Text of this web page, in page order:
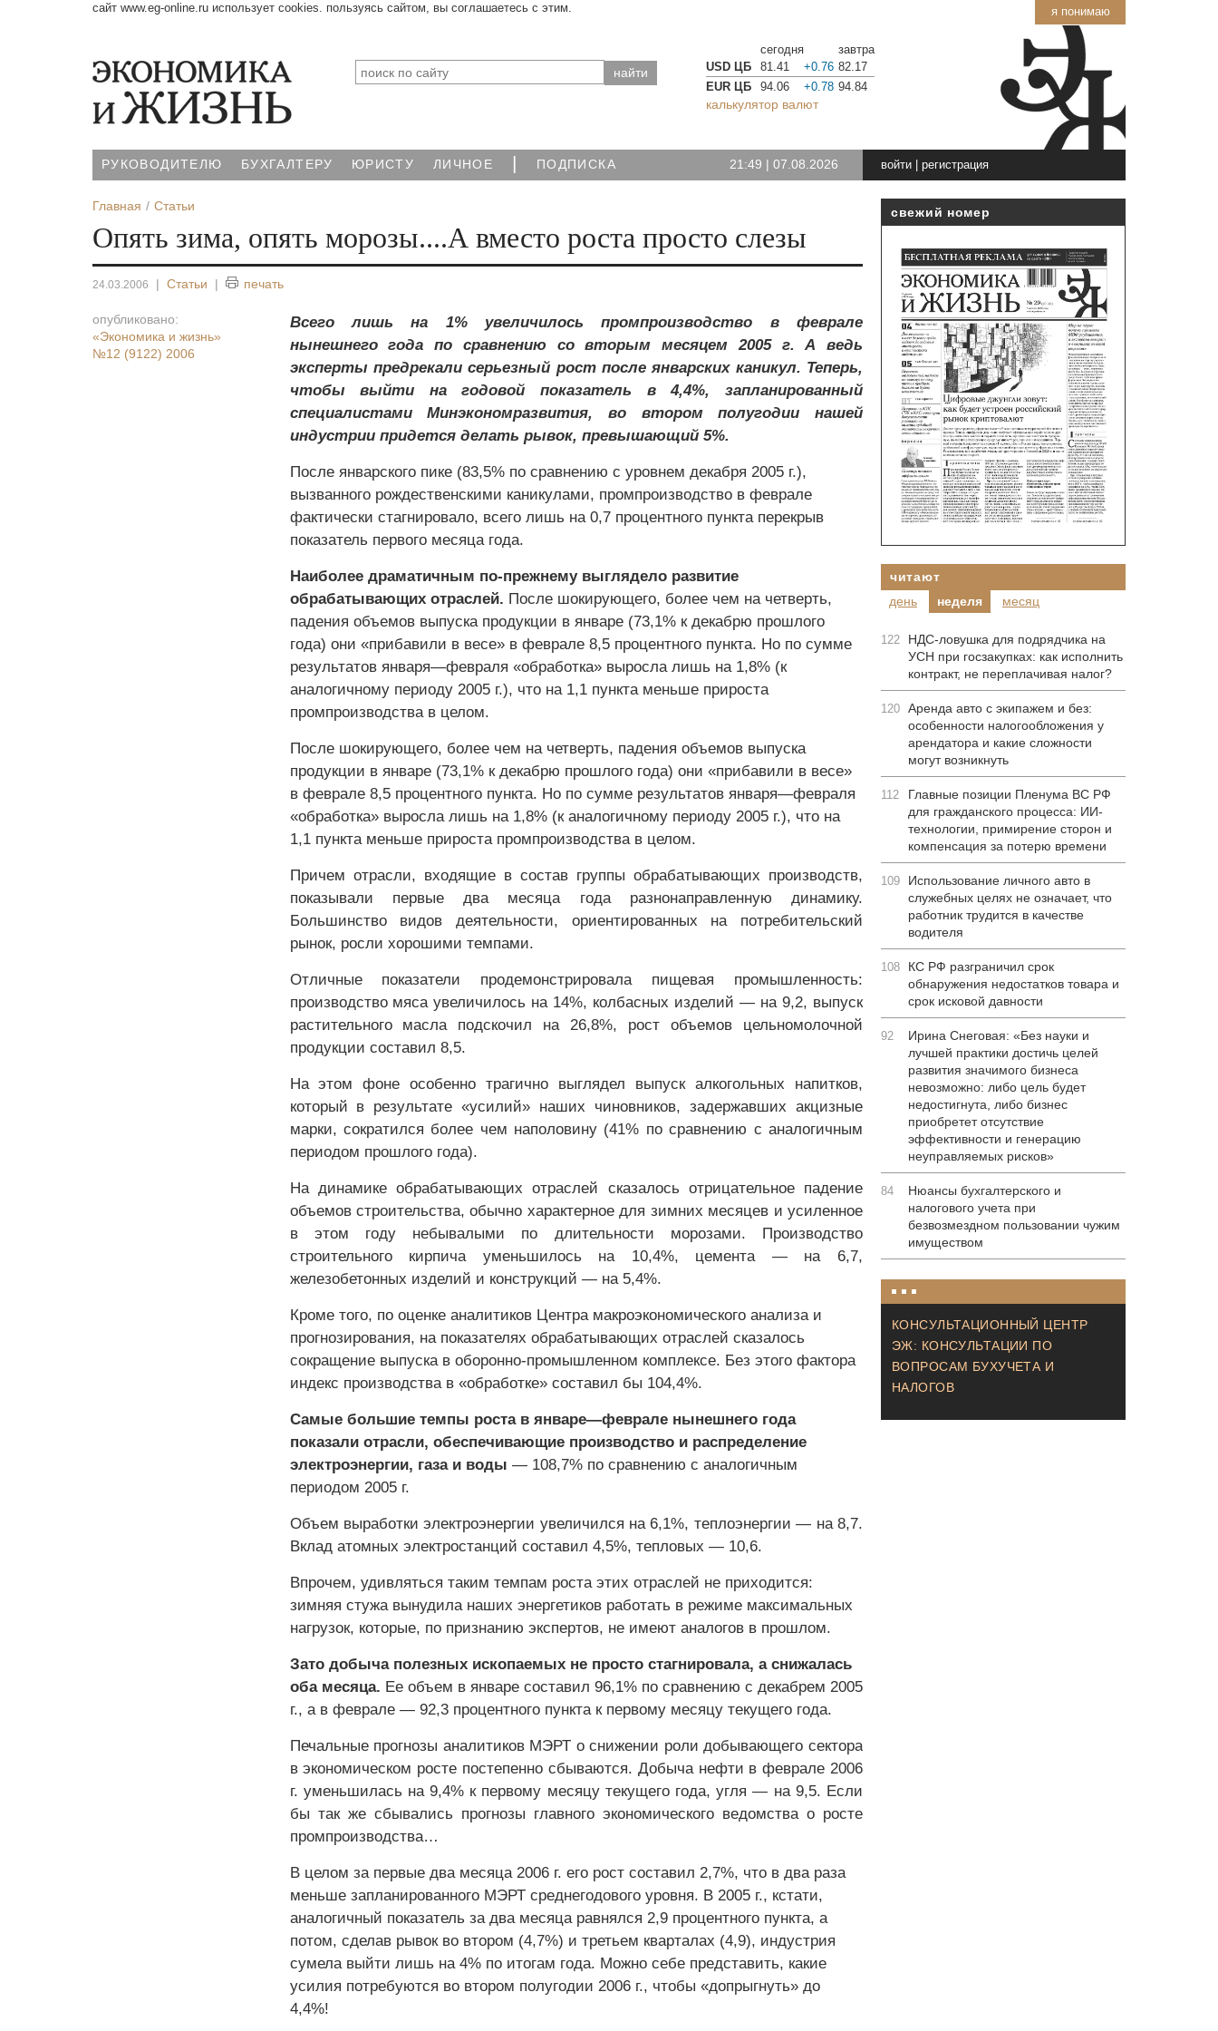
я понимаю
сайт www.eg-online.ru использует cookies. пользуясь сайтом, вы соглашаетесь с этим.
сегодня
завтра
USD ЦБ
81.41 +0.76 82.17
EUR ЦБ
94.06 +0.78 94.84
калькулятор валют
РУКОВОДИТЕЛЮ БУХГАЛТЕРУ ЮРИСТУ ЛИЧНОЕ | ПОДПИСКА 21:49 | 07.08.2026 войти| регистрация
Главная Статьи
Опять зима, опять морозы....А вместо роста просто слезы
24.03.2006 | Статьи | печать
опубликовано:
«Экономика и жизнь»
№12 (9122) 2006
Всего лишь на 1% увеличилось промпроизводство в феврале
нынешнего года по сравнению со вторым месяцем 2005 г. А ведь
эксперты предрекали серьезный рост после январских каникул. Теперь,
чтобы выйти на годовой показатель в 4,4%, запланированный
специалистами Минэкономразвития, во втором полугодии нашей
индустрии придется делать рывок, превышающий 5%.
После январского пике (83,5% по сравнению с уровнем декабря 2005 г.),
вызванного рождественскими каникулами, промпроизводство в феврале
фактически стагнировало, всего лишь на 0,7 процентного пункта перекрыв
показатель первого месяца года.
Наиболее драматичным по-прежнему выглядело развитие
обрабатывающих отраслей. После шокирующего, более чем на четверть,
падения объемов выпуска продукции в январе (73,1% к декабрю прошлого
года) они «прибавили в весе» в феврале 8,5 процентного пункта. Но по сумме
результатов января—февраля «обработка» выросла лишь на 1,8% (к
аналогичному периоду 2005 г.), что на 1,1 пункта меньше прироста
промпроизводства в целом.
После шокирующего, более чем на четверть, падения объемов выпуска
продукции в январе (73,1% к декабрю прошлого года) они «прибавили в весе»
в феврале 8,5 процентного пункта. Но по сумме результатов января—февраля
«обработка» выросла лишь на 1,8% (к аналогичному периоду 2005 г.), что на
1,1 пункта меньше прироста промпроизводства в целом.
Причем отрасли, входящие в состав группы обрабатывающих производств,
показывали первые два месяца года разнонаправленную динамику.
Большинство видов деятельности, ориентированных на потребительский
рынок, росли хорошими темпами.
Отличные показатели продемонстрировала пищевая промышленность:
производство мяса увеличилось на 14%, колбасных изделий — на 9,2, выпуск
растительного масла подскочил на 26,8%, рост объемов цельномолочной
продукции составил 8,5.
На этом фоне особенно трагично выглядел выпуск алкогольных напитков,
который в результате «усилий» наших чиновников, задержавших акцизные
марки, сократился более чем наполовину (41% по сравнению с аналогичным
периодом прошлого года).
На динамике обрабатывающих отраслей сказалось отрицательное падение
объемов строительства, обычно характерное для зимних месяцев и усиленное
в этом году небывалыми по длительности морозами. Производство
строительного кирпича уменьшилось на 10,4%, цемента — на 6,7,
железобетонных изделий и конструкций — на 5,4%.
Кроме того, по оценке аналитиков Центра макроэкономического анализа и
прогнозирования, на показателях обрабатывающих отраслей сказалось
сокращение выпуска в оборонно-промышленном комплексе. Без этого фактора
индекс производства в «обработке» составил бы 104,4%.
Самые большие темпы роста в январе—феврале нынешнего года
показали отрасли, обеспечивающие производство и распределение
электроэнергии, газа и воды — 108,7% по сравнению с аналогичным
периодом 2005 г.
Объем выработки электроэнергии увеличился на 6,1%, теплоэнергии — на 8,7.
Вклад атомных электростанций составил 4,5%, тепловых — 10,6.
Впрочем, удивляться таким темпам роста этих отраслей не приходится:
зимняя стужа вынудила наших энергетиков работать в режиме максимальных
нагрузок, которые, по признанию экспертов, не имеют аналогов в прошлом.
Зато добыча полезных ископаемых не просто стагнировала, а снижалась
оба месяца. Ее объем в январе составил 96,1% по сравнению с декабрем 2005
г., а в феврале — 92,3 процентного пункта к первому месяцу текущего года.
Печальные прогнозы аналитиков МЭРТ о снижении роли добывающего сектора
в экономическом росте постепенно сбываются. Добыча нефти в феврале 2006
г. уменьшилась на 9,4% к первому месяцу текущего года, угля — на 9,5. Если
бы так же сбывались прогнозы главного экономического ведомства о росте
промпроизводства…
В целом за первые два месяца 2006 г. его рост составил 2,7%, что в два раза
меньше запланированного МЭРТ среднегодового уровня. В 2005 г., кстати,
аналогичный показатель за два месяца равнялся 2,9 процентного пункта, а
потом, сделав рывок во втором (4,7%) и третьем кварталах (4,9), индустрия
сумела выйти лишь на 4% по итогам года. Можно себе представить, какие
усилия потребуются во втором полугодии 2006 г., чтобы «допрыгнуть» до
4,4%!
свежий номер
читают
день
неделя месяц
122
НДС-ловушка для подрядчика на
УСН при госзакупках: как исполнить
контракт, не переплачивая налог?
120 Аренда авто с экипажем и без:
особенности налогообложения у
арендатора и какие сложности
могут возникнуть
112
Главные позиции Пленума ВС РФ
для гражданского процесса: ИИ-
технологии, примирение сторон и
компенсация за потерю времени
109
Использование личного авто в
служебных целях не означает, что
работник трудится в качестве
водителя
108
КС РФ разграничил срок
обнаружения недостатков товара и
срок исковой давности
92
Ирина Снеговая: «Без науки и
лучшей практики достичь целей
развития значимого бизнеса
невозможно: либо цель будет
недостигнута, либо бизнес
приобретет отсутствие
эффективности и генерацию
неуправляемых рисков»
84
Нюансы бухгалтерского и
налогового учета при
безвозмездном пользовании чужим
имуществом
КОНСУЛЬТАЦИОННЫЙ ЦЕНТР
ЭЖ: КОНСУЛЬТАЦИИ ПО
ВОПРОСАМ БУХУЧЕТА И
НАЛОГОВ